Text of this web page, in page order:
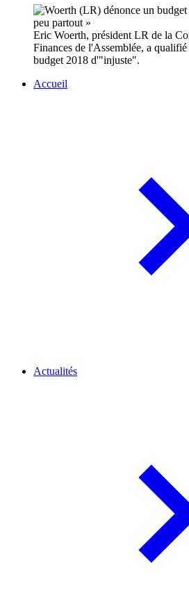
Eric Woerth, président LR de la
Finances de l'Assemblée, a
budget 2018 d'"injuste".
Accueil
Actualités